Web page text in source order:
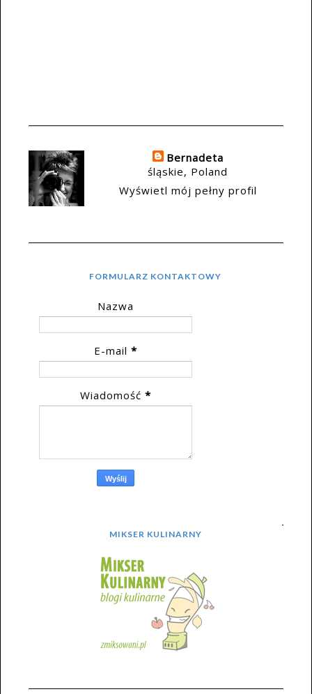
Bernadeta
śląskie, Poland
Wyświetl mój pełny profil
FORMULARZ KONTAKTOWY
Nazwa
E-mail *
Wiadomość *
MIKSER KULINARNY